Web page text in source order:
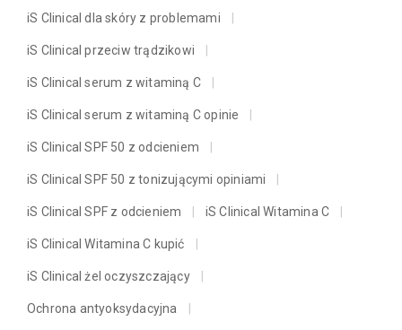
iS Clinical dla skóry z problemami
iS Clinical przeciw trądzikowi
iS Clinical serum z witaminą C
iS Clinical serum z witaminą C opinie
iS Clinical SPF 50 z odcieniem
iS Clinical SPF 50 z tonizującymi opiniami
iS Clinical SPF z odcieniem iS Clinical Witamina C
iS Clinical Witamina C kupić
iS Clinical żel oczyszczający
Ochrona antyoksydacyjna